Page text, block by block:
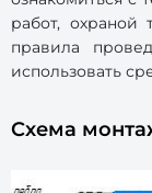
работ, охраной
правила
использовать
Схема